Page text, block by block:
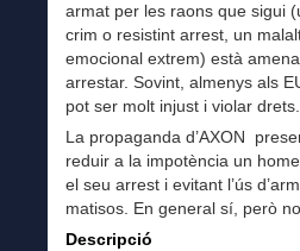
armat per les raons que sigui
crim o resistint arrest, un
emocional extrem) està
arrestar. Sovint, almenys als
pot ser molt injust i violar drets.
La propaganda d’AXON
reduir a la impotència un
el seu arrest i evitant l’ús
matisos. En general sí, però
Descripció